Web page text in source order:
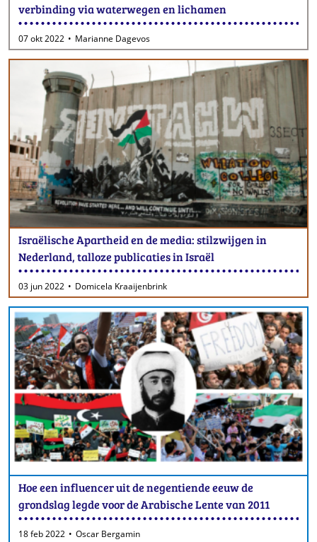
verbinding via waterwegen en lichamen
07 okt 2022 Marianne Dagevos
Israëlische Apartheid en de media: stilzwijgen in
Nederland, talloze publicaties in Israël
03 jun 2022 Domicela Kraaijenbrink
Hoe een influencer uit de negentiende eeuw de
grondslag legde voor de Arabische Lente van 2011
18 feb 2022 Oscar Bergamin